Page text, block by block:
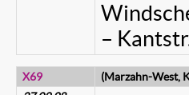
–
X69
(Marzahn-West,